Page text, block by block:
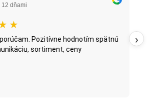
12 dňami
★
Pozitívne hodnotím spätnú
sortiment, ceny
›